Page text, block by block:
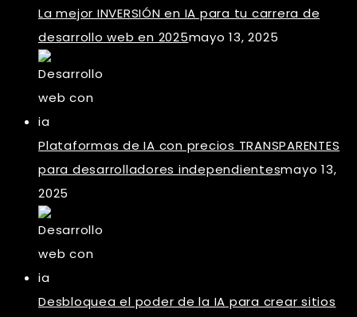
La mejor INVERSIÓN en IA para tu carrera de
desarrollo web en 2025mayo 13, 2025
Plataformas de IA con precios TRANSPARENTES
para desarrolladores independientesmayo 13,
2025
Desbloquea el poder de la IA para crear sitios